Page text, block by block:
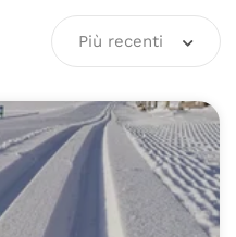
Più recenti